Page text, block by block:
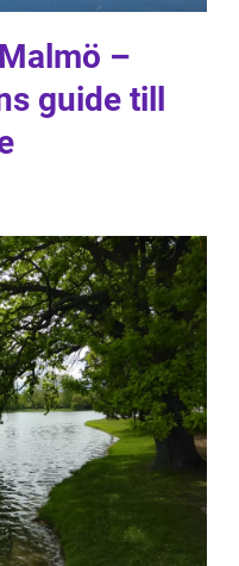
–
guide till